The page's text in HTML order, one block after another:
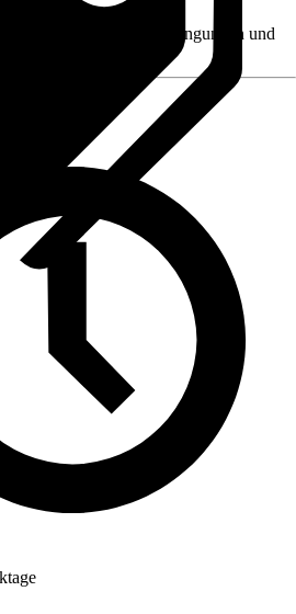
wie z. B. Rückgabebedingungen und
den Verkäufernamen.